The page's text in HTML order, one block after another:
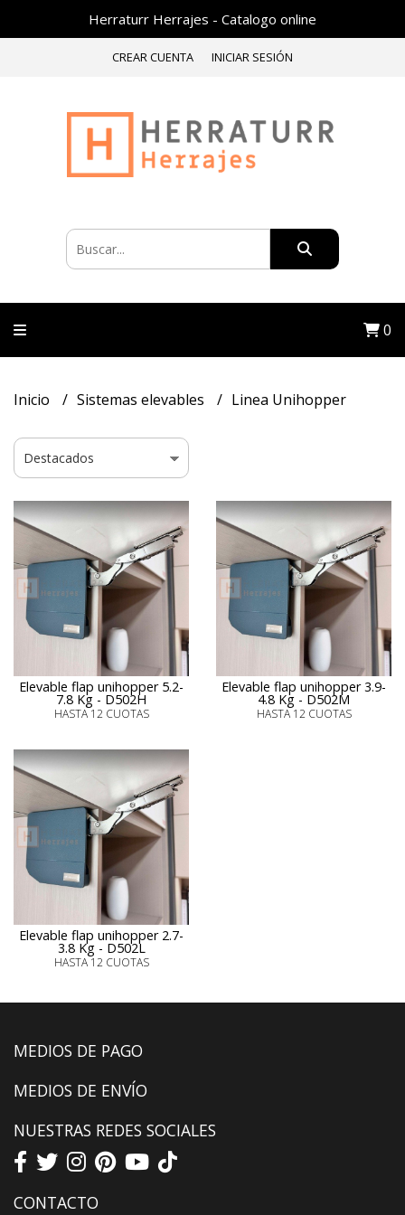
Herraturr Herrajes - Catalogo online
CREAR CUENTA INICIAR SESIÓN
0
Inicio Sistemas elevables Linea Unihopper
Elevable flap unihopper 5.2-
7.8 Kg - D502H
HASTA 12 CUOTAS
Elevable flap unihopper 3.9-
4.8 Kg - D502M
HASTA 12 CUOTAS
Elevable flap unihopper 2.7-
3.8 Kg - D502L
HASTA 12 CUOTAS
MEDIOS DE PAGO
MEDIOS DE ENVÍO
NUESTRAS REDES SOCIALES
CONTACTO